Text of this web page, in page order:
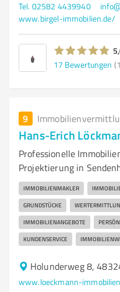
Tel. 02582 4439940
www.birgel-immobilien.de/
17 Bewertungen
9
Hans-Erich
Professionelle
Projektierung in
IMMOBILIENMAKLER
GRUNDSTÜCKE
IMMOBILIENANGEBOTE
KUNDENSERVICE
Holunderweg 8,